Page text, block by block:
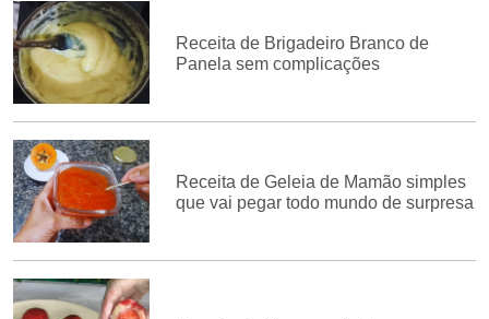
Receita de Brigadeiro Branco de
Panela sem complicações
Receita de Geleia de Mamão simples
que vai pegar todo mundo de surpresa